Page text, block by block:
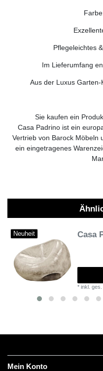
Pflegeleichtes
Im Lieferumfang
Aus der Luxus
Sie kaufen ein
Casa Padrino ist ein
Vertrieb von Barock Möbeln
ein eingetragenes
Neuheit
*inkl. ges.
Mein Konto